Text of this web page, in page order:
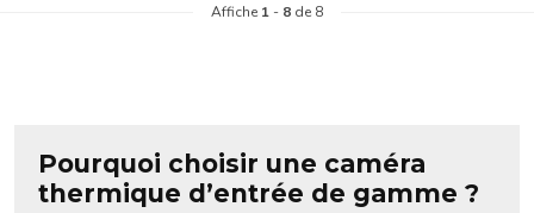
Affiche 1 - 8 de 8
Pourquoi choisir une caméra
thermique d’entrée de gamme ?